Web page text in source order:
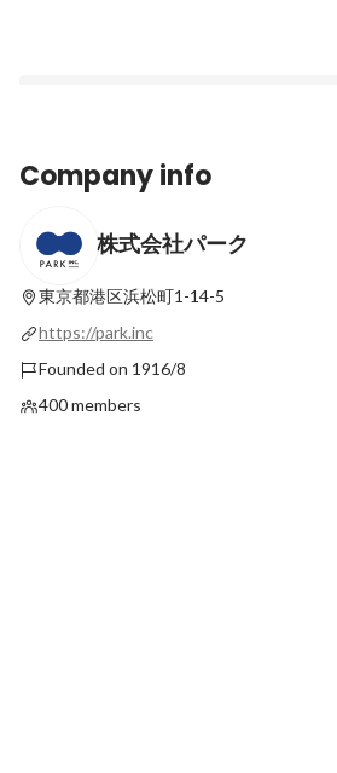
ハニーが行く！福岡県福岡市 三宅中央公園
の「エルウェルの広場」
Latest
Company info
株式会社パーク
東京都港区浜松町1-14-5
https://park.inc
Founded on 1916/8
400 members